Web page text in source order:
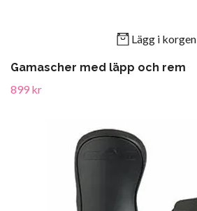
Lägg i korgen
Gamascher med läpp och rem
899 kr